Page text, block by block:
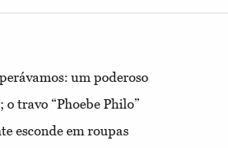
um poderoso
travo “Phoebe Philo”
esconde em roupas